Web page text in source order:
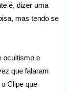
é, dizer uma
mas tendo se
ocultismo e
que falaram
Clipe que